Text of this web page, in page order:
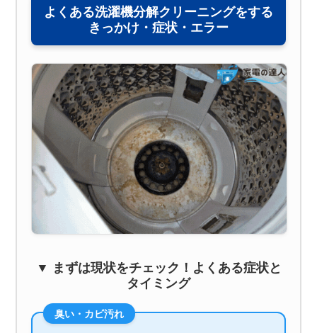
よくある洗濯機分解クリーニングをする
きっかけ・症状・エラー
▼ まずは現状をチェック！よくある症状と
タイミング
臭い・カビ汚れ